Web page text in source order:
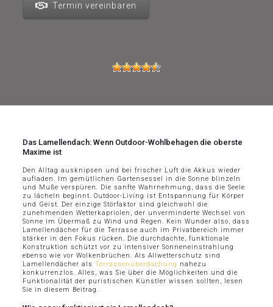
Termin vereinbaren
Das Lamellendach: Wenn Outdoor-Wohlbehagen die oberste
Maxime ist
Den Alltag ausknipsen und bei frischer Luft die Akkus wieder
aufladen. Im gemütlichen Gartensessel in die Sonne blinzeln
und Muße verspüren. Die sanfte Wahrnehmung, dass die Seele
zu lächeln beginnt. Outdoor-Living ist Entspannung für Körper
und Geist. Der einzige Störfaktor sind gleichwohl die
zunehmenden Wetterkapriolen, der unverminderte Wechsel von
Sonne im Übermaß zu Wind und Regen. Kein Wunder also, dass
Lamellendächer für die Terrasse auch im Privatbereich immer
stärker in den Fokus rücken. Die durchdachte, funktionale
Konstruktion schützt vor zu intensiver Sonneneinstrahlung
ebenso wie vor Wolkenbrüchen. Als Allwetterschutz sind
Lamellendächer als Terrassenüberdachung nahezu
konkurrenzlos. Alles, was Sie über die Möglichkeiten und die
Funktionalität der puristischen Künstler wissen sollten, lesen
Sie in diesem Beitrag.